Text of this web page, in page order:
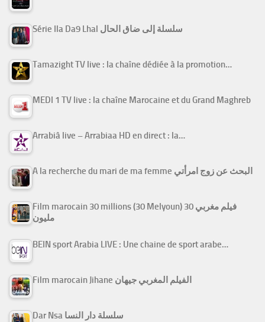
Série Ila Da9 Lhal سلسلة إلى ضاق الحال
Tamazight TV live : la chaîne dédiée à la promotion…
MEDI 1 TV live : la chaîne Marocaine et du Grand Maghreb
Arrabiâ live – Arrabiaa HD en direct : la…
A la recherche du mari de ma femme البحث عن زوج امرأتي
Film marocain 30 millions (30 Melyoun) فيلم مغربي 30
مليون
BEIN sport Arabia LIVE : Une chaine de sport arabe…
Film marocain Jihane الفيلم المغربي جيهان
Dar Nsa سلسلة دار النسا